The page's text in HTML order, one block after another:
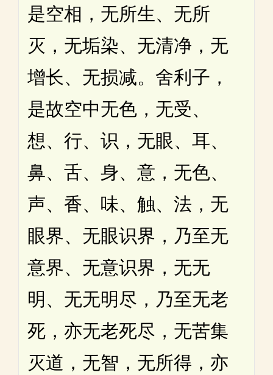
是空相，无所生、无所
灭，无垢染、无清净，无
增长、无损减。舍利子，
是故空中无色，无受、
想、行、识，无眼、耳、
鼻、舌、身、意，无色、
声、香、味、触、法，无
眼界、无眼识界，乃至无
意界、无意识界，无无
明、无无明尽，乃至无老
死，亦无老死尽，无苦集
灭道，无智，无所得，亦